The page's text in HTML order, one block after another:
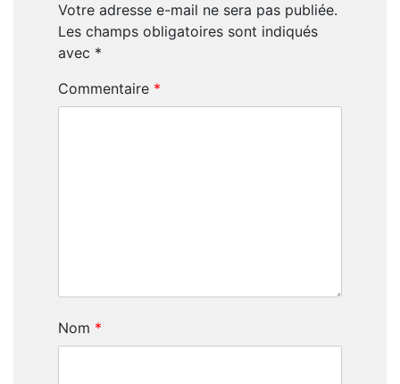
Votre adresse e-mail ne sera pas publiée.
Les champs obligatoires sont indiqués
avec *
Commentaire *
Nom *